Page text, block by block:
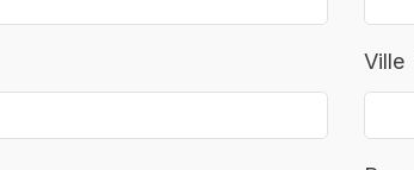
Ville